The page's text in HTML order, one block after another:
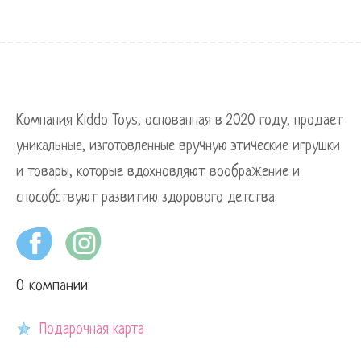
Компания Kiddo Toys, основанная в 2020 году, продает
уникальные, изготовленные вручную этические игрушки
и товары, которые вдохновляют воображение и
способствуют развитию здорового детства.
О компании
Подарочная карта